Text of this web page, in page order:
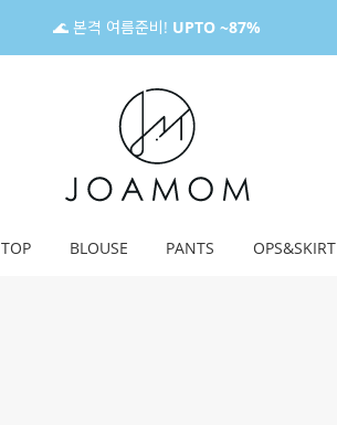
🌊 본격 여름준비! UPTO ~87%
TOP BLOUSE PANTS OPS&SKIRT